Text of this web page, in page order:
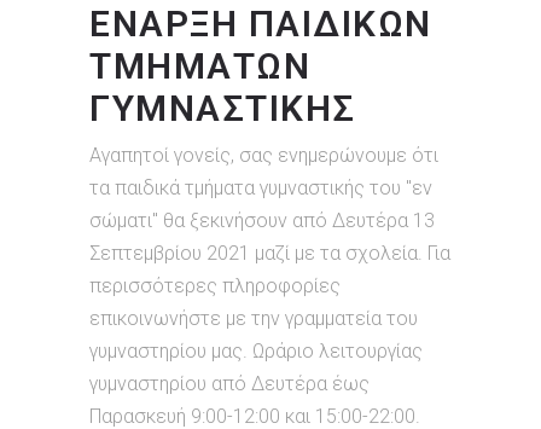
ΈΝΑΡΞΗ ΠΑΙΔΙΚΏΝ
ΤΜΗΜΆΤΩΝ
ΓΥΜΝΑΣΤΙΚΉΣ
Αγαπητοί γονείς, σας ενημερώνουμε ότι
τα παιδικά τμήματα γυμναστικής του "εν
σώματι" θα ξεκινήσουν από Δευτέρα 13
Σεπτεμβρίου 2021 μαζί με τα σχολεία. Για
περισσότερες πληροφορίες
επικοινωνήστε με την γραμματεία του
γυμναστηρίου μας. Ωράριο λειτουργίας
γυμναστηρίου από Δευτέρα έως
Παρασκευή 9:00-12:00 και 15:00-22:00.